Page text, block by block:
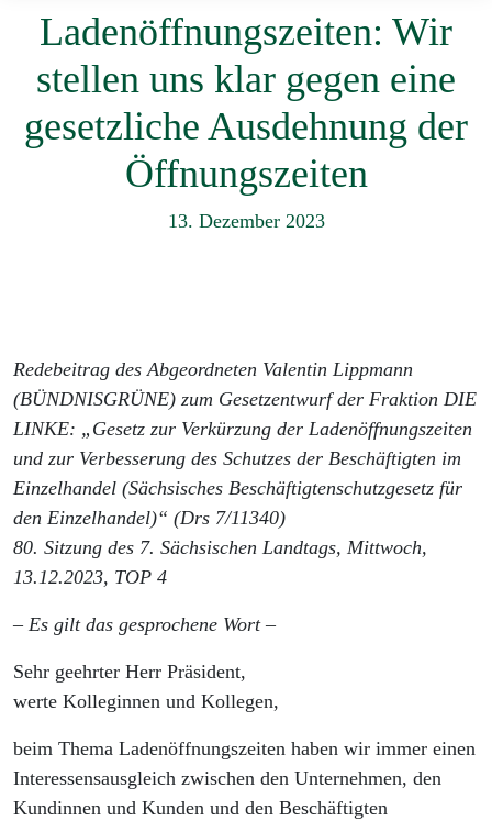
Ladenöffnungszeiten: Wir
stellen uns klar gegen eine
gesetzliche Ausdehnung der
Öffnungszeiten
13. Dezember 2023
Redebeitrag des Abgeordneten Valentin Lippmann
(BÜNDNISGRÜNE) zum Gesetzentwurf der Fraktion DIE
LINKE: „Gesetz zur Verkürzung der Ladenöffnungszeiten
und zur Verbesserung des Schutzes der Beschäftigten im
Einzelhandel (Sächsisches Beschäftigtenschutzgesetz für
den Einzelhandel)“ (Drs 7/11340)
80. Sitzung des 7. Sächsischen Landtags, Mittwoch,
13.12.2023, TOP 4
– Es gilt das gesprochene Wort –
Sehr geehrter Herr Präsident,
werte Kolleginnen und Kollegen,
beim Thema Ladenöffnungszeiten haben wir immer einen
Interessensausgleich zwischen den Unternehmen, den
Kundinnen und Kunden und den Beschäftigten